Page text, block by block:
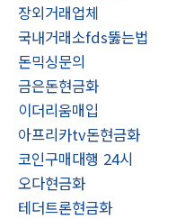
장외거래업체
국내거래소fds뚫는법
돈믹싱문의
금은돈현금화
이더리움매입
아프리카tv돈현금화
코인구매대행 24시
오다현금화
테더트론현금화